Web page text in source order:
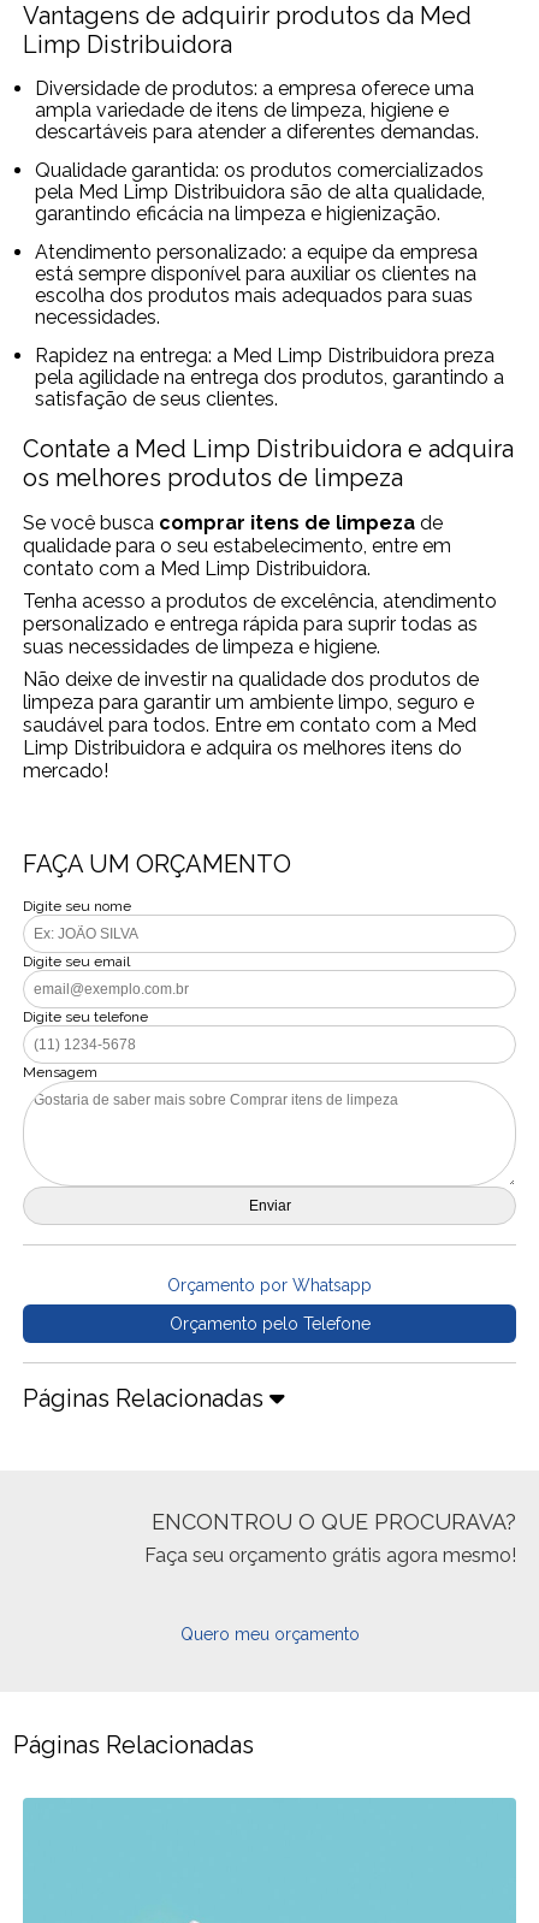
Vantagens de adquirir produtos da Med
Limp Distribuidora
Diversidade de produtos: a empresa oferece uma
ampla variedade de itens de limpeza, higiene e
descartáveis para atender a diferentes demandas.
Qualidade garantida: os produtos comercializados
pela Med Limp Distribuidora são de alta qualidade,
garantindo eficácia na limpeza e higienização.
Atendimento personalizado: a equipe da empresa
está sempre disponível para auxiliar os clientes na
escolha dos produtos mais adequados para suas
necessidades.
Rapidez na entrega: a Med Limp Distribuidora preza
pela agilidade na entrega dos produtos, garantindo a
satisfação de seus clientes.
Contate a Med Limp Distribuidora e adquira
os melhores produtos de limpeza
Se você busca comprar itens de limpeza de
qualidade para o seu estabelecimento, entre em
contato com a Med Limp Distribuidora.
Tenha acesso a produtos de excelência, atendimento
personalizado e entrega rápida para suprir todas as
suas necessidades de limpeza e higiene.
Não deixe de investir na qualidade dos produtos de
limpeza para garantir um ambiente limpo, seguro e
saudável para todos. Entre em contato com a Med
Limp Distribuidora e adquira os melhores itens do
mercado!
FAÇA UM ORÇAMENTO
Digite seu nome
Digite seu email
Digite seu telefone
Mensagem
Orçamento por Whatsapp
Orçamento pelo Telefone
Páginas Relacionadas
ENCONTROU O QUE PROCURAVA?
Faça seu orçamento grátis agora mesmo!
Quero meu orçamento
Páginas Relacionadas